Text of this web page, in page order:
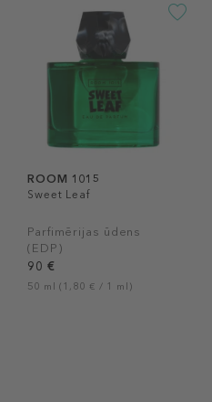
ROOM 1015
Sweet Leaf
Parfimērijas ūdens
(EDP)
90 €
50 ml (1,80 € / 1 ml)